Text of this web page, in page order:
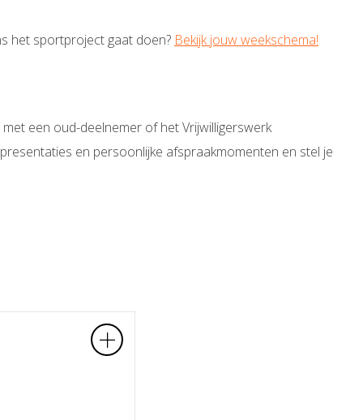
het sportproject gaat doen? Bekijk jouw weekschema!
een oud-deelnemer of het Vrijwilligerswerk
en persoonlijke afspraakmomenten en stel je